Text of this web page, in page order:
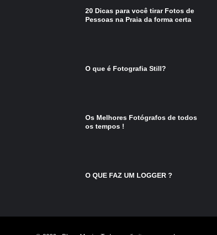
20 Dicas para você tirar Fotos de
Pessoas na Praia da forma certa
O que é Fotografia Still?
Os Melhores Fotógrafos de todos
os tempos !
O QUE FAZ UM LOGGER ?